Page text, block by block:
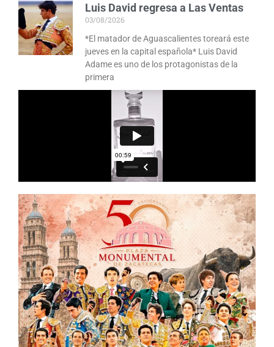
Luis David regresa a Las Ventas
03/08/2026
*El matador de Aguascalientes toreará este
jueves en la capital española* Luis David
Adame es uno de los protagonistas de la
primera